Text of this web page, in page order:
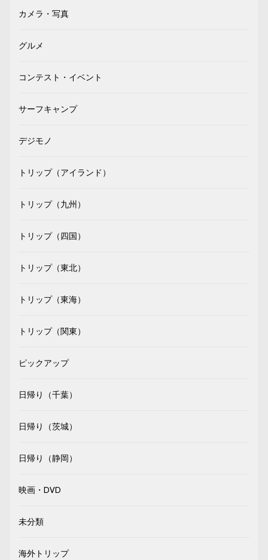
カメラ・写真
グルメ
コンテスト・イベント
サーフキャンプ
デジモノ
トリップ（アイランド）
トリップ（九州）
トリップ（四国）
トリップ（東北）
トリップ（東海）
トリップ（関東）
ピックアップ
日帰り（千葉）
日帰り（茨城）
日帰り（静岡）
映画・DVD
未分類
海外トリップ